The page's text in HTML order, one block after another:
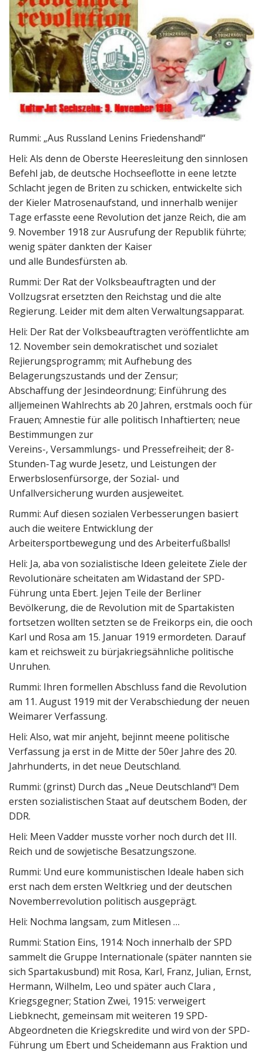
Rummi: „Aus Russland Lenins Friedenshand!“
Heli: Als denn de Oberste Heeresleitung den sinnlosen
Befehl jab, de deutsche Hochseeflotte in eene letzte
Schlacht jegen de Briten zu schicken, entwickelte sich
der Kieler Matrosenaufstand, und innerhalb wenijer
Tage erfasste eene Revolution det janze Reich, die am
9. November 1918 zur Ausrufung der Republik führte;
wenig später dankten der Kaiser
und alle Bundesfürsten ab.
Rummi: Der Rat der Volksbeauftragten und der
Vollzugsrat ersetzten den Reichstag und die alte
Regierung. Leider mit dem alten Verwaltungsapparat.
Heli: Der Rat der Volksbeauftragten veröffentlichte am
12. November sein demokratischet und sozialet
Rejierungsprogramm; mit Aufhebung des
Belagerungszustands und der Zensur;
Abschaffung der Jesindeordnung; Einführung des
alljemeinen Wahlrechts ab 20 Jahren, erstmals ooch für
Frauen; Amnestie für alle politisch Inhaftierten; neue
Bestimmungen zur
Vereins-, Versammlungs- und Pressefreiheit; der 8-
Stunden-Tag wurde Jesetz, und Leistungen der
Erwerbslosenfürsorge, der Sozial- und
Unfallversicherung wurden ausjeweitet.
Rummi: Auf diesen sozialen Verbesserungen basiert
auch die weitere Entwicklung der
Arbeitersportbewegung und des Arbeiterfußballs!
Heli: Ja, aba von sozialistische Ideen geleitete Ziele der
Revolutionäre scheitaten am Widastand der SPD-
Führung unta Ebert. Jejen Teile der Berliner
Bevölkerung, die de Revolution mit de Spartakisten
fortsetzen wollten setzten se de Freikorps ein, die ooch
Karl und Rosa am 15. Januar 1919 ermordeten. Darauf
kam et reichsweit zu bürjakriegsähnliche politische
Unruhen.
Rummi: Ihren formellen Abschluss fand die Revolution
am 11. August 1919 mit der Verabschiedung der neuen
Weimarer Verfassung.
Heli: Also, wat mir anjeht, bejinnt meene politische
Verfassung ja erst in de Mitte der 50er Jahre des 20.
Jahrhunderts, in det neue Deutschland.
Rummi: (grinst) Durch das „Neue Deutschland“! Dem
ersten sozialistischen Staat auf deutschem Boden, der
DDR.
Heli: Meen Vadder musste vorher noch durch det III.
Reich und de sowjetische Besatzungszone.
Rummi: Und eure kommunistischen Ideale haben sich
erst nach dem ersten Weltkrieg und der deutschen
Novemberrevolution politisch ausgeprägt.
Heli: Nochma langsam, zum Mitlesen …
Rummi: Station Eins, 1914: Noch innerhalb der SPD
sammelt die Gruppe Internationale (später nannten sie
sich Spartakusbund) mit Rosa, Karl, Franz, Julian, Ernst,
Hermann, Wilhelm, Leo und später auch Clara ,
Kriegsgegner; Station Zwei, 1915: verweigert
Liebknecht, gemeinsam mit weiteren 19 SPD-
Abgeordneten die Kriegskredite und wird von der SPD-
Führung um Ebert und Scheidemann aus Fraktion und